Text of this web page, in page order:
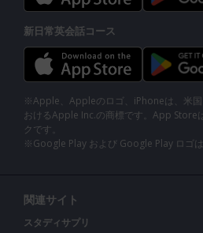
新日常英会話コース
※Apple、Appleのロゴ、iPhoneは、米国
おけるApple Inc.の商標です。App Store
クです。
※Google Play および Google Play ロゴは
関連サイト
スタディサプリ